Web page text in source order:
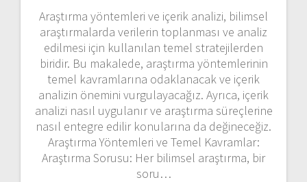
Araştırma yöntemleri ve içerik analizi, bilimsel
araştırmalarda verilerin toplanması ve analiz
edilmesi için kullanılan temel stratejilerden
biridir. Bu makalede, araştırma yöntemlerinin
temel kavramlarına odaklanacak ve içerik
analizin önemini vurgulayacağız. Ayrıca, içerik
analizi nasıl uygulanır ve araştırma süreçlerine
nasıl entegre edilir konularına da değineceğiz.
Araştırma Yöntemleri ve Temel Kavramlar:
Araştırma Sorusu: Her bilimsel araştırma, bir
soru…